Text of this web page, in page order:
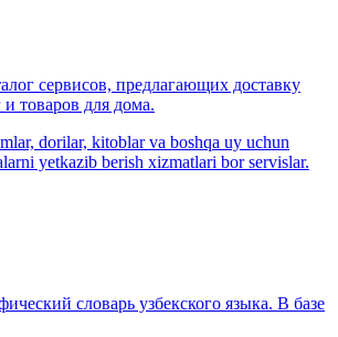
сервисов, предлагающих доставку
товаров для дома.
dorilar, kitoblar va boshqa uy uchun
yetkazib berish xizmatlari bor servislar.
словарь узбекского языка. В базе